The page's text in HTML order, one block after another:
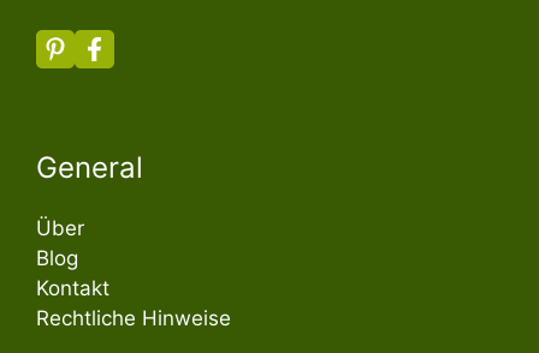
General
Über
Blog
Kontakt
Rechtliche Hinweise